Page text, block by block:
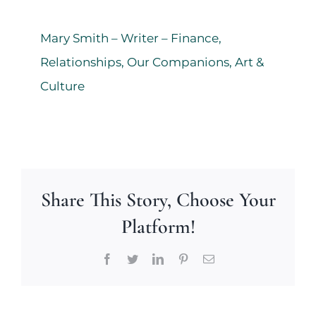
Mary Smith – Writer – Finance,
Relationships, Our Companions, Art &
Culture
Share This Story, Choose Your
Platform!
Facebook
TwitterLinkedInPinterestEmail